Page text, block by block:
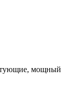
мощный